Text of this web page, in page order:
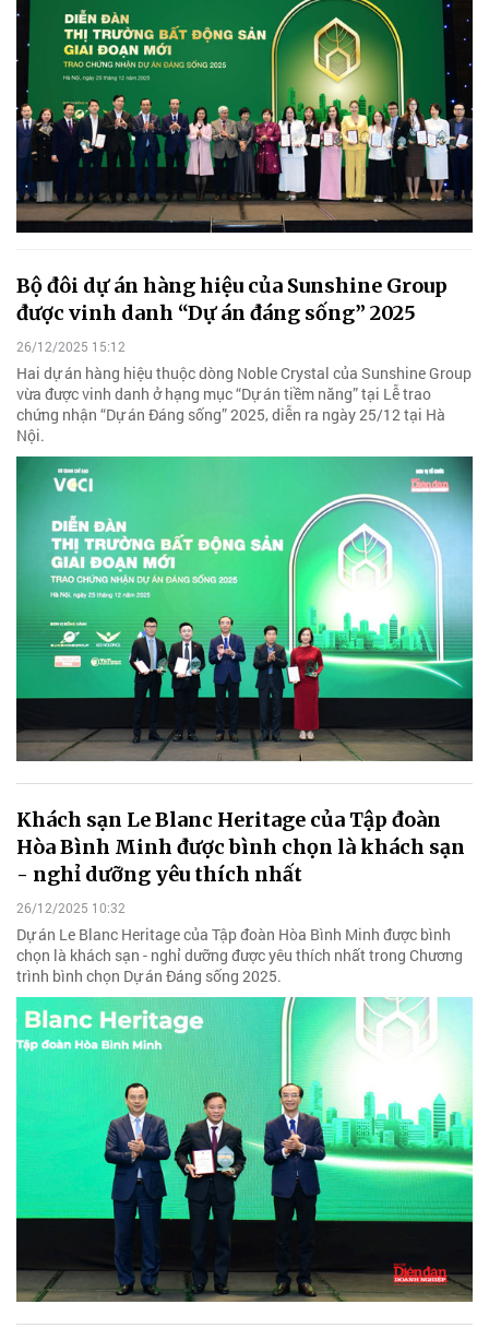
Bộ đôi dự án hàng hiệu của Sunshine Group
được vinh danh “Dự án đáng sống” 2025
26/12/2025 15:12
Hai dự án hàng hiệu thuộc dòng Noble Crystal của Sunshine Group
vừa được vinh danh ở hạng mục “Dự án tiềm năng” tại Lễ trao
chứng nhận “Dự án Đáng sống” 2025, diễn ra ngày 25/12 tại Hà
Nội.
Khách sạn Le Blanc Heritage của Tập đoàn
Hòa Bình Minh được bình chọn là khách sạn
- nghỉ dưỡng yêu thích nhất
26/12/2025 10:32
Dự án Le Blanc Heritage của Tập đoàn Hòa Bình Minh được bình
chọn là khách sạn - nghỉ dưỡng được yêu thích nhất trong Chương
trình bình chọn Dự án Đáng sống 2025.